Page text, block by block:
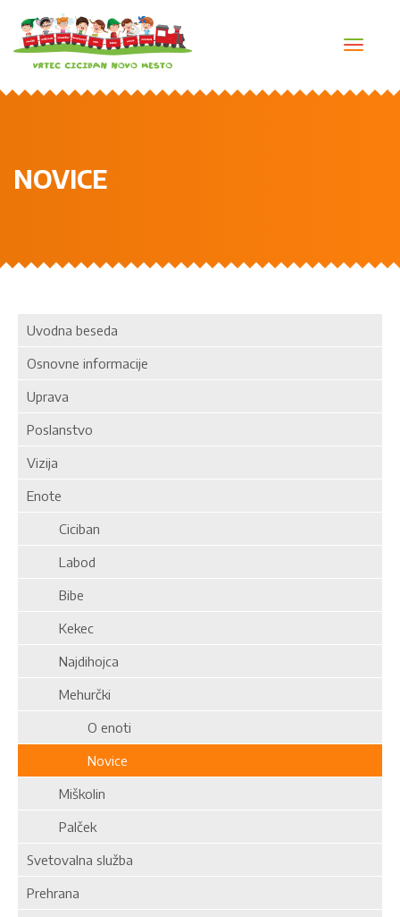
NOVICE
Uvodna beseda
Osnovne informacije
Uprava
Poslanstvo
Vizija
Enote
Ciciban
Labod
Bibe
Kekec
Najdihojca
Mehurčki
O enoti
Novice
Miškolin
Palček
Svetovalna služba
Prehrana